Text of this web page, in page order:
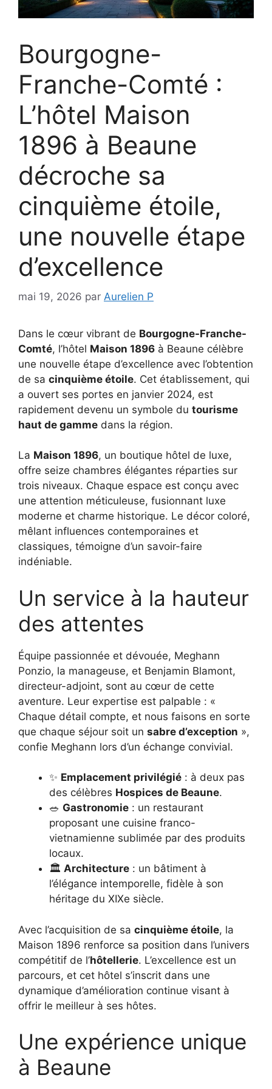
Bourgogne-
Franche-Comté :
L’hôtel Maison
1896 à Beaune
décroche sa
cinquième étoile,
une nouvelle étape
d’excellence
mai 19, 2026 par Aurelien P
Dans le cœur vibrant de Bourgogne-Franche-
Comté, l’hôtel Maison 1896 à Beaune célèbre
une nouvelle étape d’excellence avec l’obtention
de sa cinquième étoile. Cet établissement, qui
a ouvert ses portes en janvier 2024, est
rapidement devenu un symbole du tourisme
haut de gamme dans la région.
La Maison 1896, un boutique hôtel de luxe,
offre seize chambres élégantes réparties sur
trois niveaux. Chaque espace est conçu avec
une attention méticuleuse, fusionnant luxe
moderne et charme historique. Le décor coloré,
mêlant influences contemporaines et
classiques, témoigne d’un savoir-faire
indéniable.
Un service à la hauteur
des attentes
Équipe passionnée et dévouée, Meghann
Ponzio, la manageuse, et Benjamin Blamont,
directeur-adjoint, sont au cœur de cette
aventure. Leur expertise est palpable : «
Chaque détail compte, et nous faisons en sorte
que chaque séjour soit un sabre d’exception »,
confie Meghann lors d’un échange convivial.
✨ Emplacement privilégié : à deux pas
des célèbres Hospices de Beaune.
🥗 Gastronomie : un restaurant
proposant une cuisine franco-
vietnamienne sublimée par des produits
locaux.
🏛️ Architecture : un bâtiment à
l’élégance intemporelle, fidèle à son
héritage du XIXe siècle.
Avec l’acquisition de sa cinquième étoile, la
Maison 1896 renforce sa position dans l’univers
compétitif de l’hôtellerie. L’excellence est un
parcours, et cet hôtel s’inscrit dans une
dynamique d’amélioration continue visant à
offrir le meilleur à ses hôtes.
Une expérience unique
à Beaune